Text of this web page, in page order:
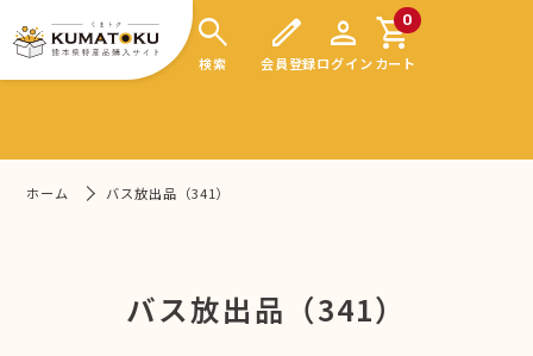
search
検索
edit
会員登録
person
ログイン
0
shopping_cart
カート
ホーム バス放出品（341）
バス放出品（341）